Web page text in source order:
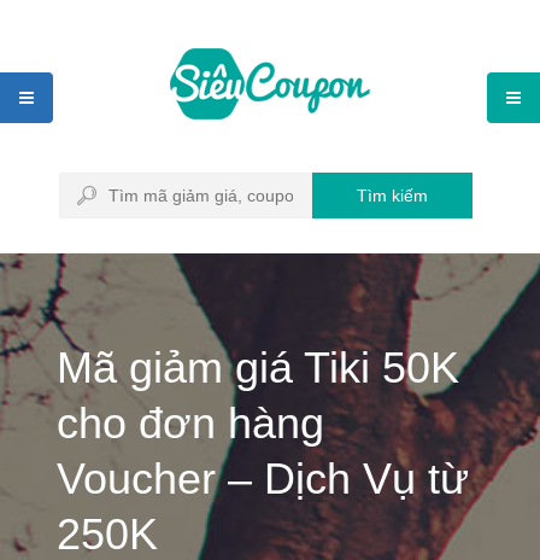
Tìm kiếm
Mã giảm giá Tiki 50K
cho đơn hàng
Voucher – Dịch Vụ từ
250K